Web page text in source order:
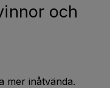
och
mer inåtvända.